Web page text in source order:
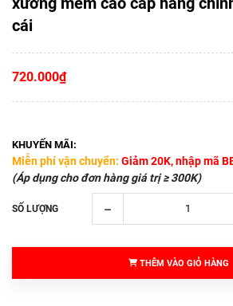
cái
720.000₫
KHUYẾN MÃI:
Miễn phí vận chuyển: Giảm 20K, nhập mã
(Áp dụng cho đơn hàng giá trị ≥ 300K)
SỐ LƯỢNG
THÊM VÀO GIỎ HÀNG